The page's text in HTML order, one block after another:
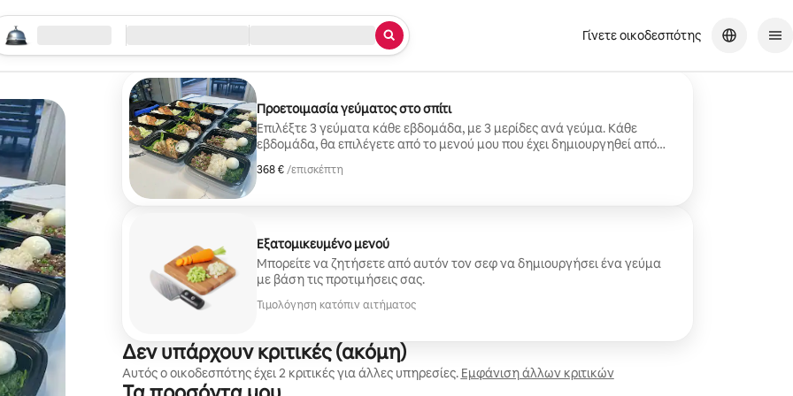
την αναζήτησή σαςΆφιξη/Αναχώρηση Είδος υπηρεσίας Γίνετε οικοδεσπότης
Προετοιμασία γεύματος στο σπίτι
Επιλέξτε 3 γεύματα κάθε εβδομάδα, με 3 μερίδες ανά γεύμα. Κάθε
εβδομάδα, θα επιλέγετε από το μενού μου που έχει δημιουργηθεί από
σεφ, κάνοντας την προετοιμασία γευμάτων στο σπίτι απλή, βελτιωμένη
και χωρίς άγχος.
368 € /επισκέπτη
368 €, ανά επισκέπτη
Εξατομικευμένο μενού
Μπορείτε να ζητήσετε από αυτόν τον σεφ να δημιουργήσει ένα γεύμα
με βάση τις προτιμήσεις σας.
Τιμολόγηση κατόπιν αιτήματος
Δεν υπάρχουν κριτικές (ακόμη)
Αυτός ο οικοδεσπότης έχει 2 κριτικές για άλλες υπηρεσίες. Εμφάνιση άλλων κριτικών